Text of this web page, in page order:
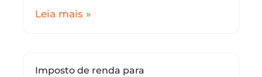
Leia mais »
Imposto de renda para